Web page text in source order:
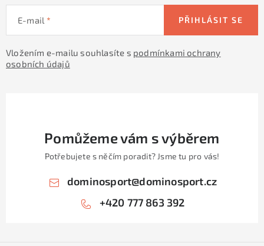
E-mail
Vložením e-mailu souhlasíte s podmínkami ochrany
osobních údajů
PŘIHLÁSIT SE
Pomůžeme vám s výběrem
Potřebujete s něčím poradit? Jsme tu pro vás!
dominosport@dominosport.cz
+420 777 863 392